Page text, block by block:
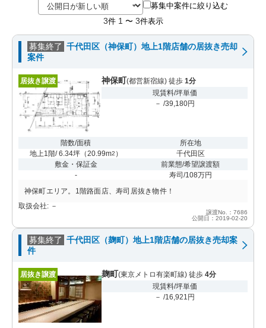
募集中案件に絞り込む
3件 1 〜 3件表示
募集終了 千代田区（神保町）地上1階店舗の居抜き売却
案件
居抜き譲渡 神保町(都営新宿線) 徒歩 1分
現賃料/坪単価
－ /39,180円
階数/面積
地上1階/ 6.34坪（20.99m2 ）
所在地
千代田区
敷金・保証金
-
前業態/希望譲渡額
寿司/108万円
神保町エリア。1階路面店、寿司居抜き物件！
取扱会社: －
譲渡No.：7686
公開日：2019-02-20
募集終了 千代田区（麹町）地上1階店舗の居抜き売却案
件
居抜き譲渡 麹町(東京メトロ有楽町線) 徒歩 4分
現賃料/坪単価
－ /16,921円